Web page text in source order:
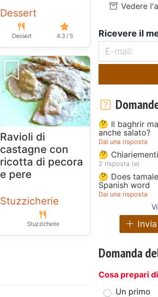
Dessert
Dessert 4.3 / 5
Ravioli di
castagne con
ricotta di pecora
e pere
Stuzzicherie
Stuzzicherie
Vedere
Ricevere il
🤔 Il baghrir
anche salato?
Dai una risposta
🤔
2 risposta (e)
🤔 Does
Spanish word
Dai una risposta
Domanda
Cosa prepari
Un primo